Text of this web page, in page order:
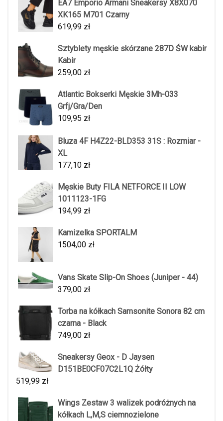
EA7 Emporio Armani Sneakersy X8X070
XK165 M701 Czarny
619,99 zł
Sztyblety męskie skórzane 287D ŚW kabir
Kabir
259,00 zł
Atlantic Bokserki Męskie 3Mh-033
Grfj/Gra/Den
109,95 zł
Bluza 4F H4Z22-BLD353 31S : Rozmiar -
XL
177,10 zł
Męskie Buty FILA NETFORCE II LOW
1011123-1FG
194,99 zł
Kamizelka SPORTALM
1504,00 zł
Vans Skate Slip-On Shoes (Juniper - 44)
379,00 zł
Torba na kółkach Samsonite Sonora 82 cm
czarna - Black
749,00 zł
Sneakersy Geox - D Jaysen
D151BE0CF07C2L1Q Żółty
519,99 zł
Wings Zestaw 3 walizek podróżnych na
kółkach L,M,S ciemnozielone